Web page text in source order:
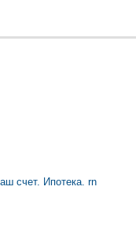
счет. Ипотека. rn